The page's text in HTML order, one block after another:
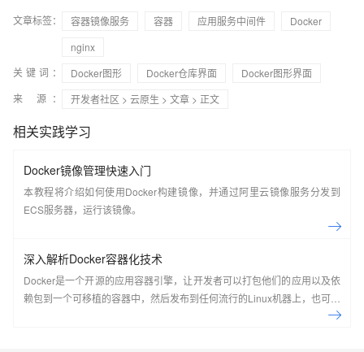
文章标签： 容器镜像服务 容器 应用服务中间件
Docker
nginx
关键词：
Docker图形 Docker仓库界面
Docker图形界面
来 源：
开发者社区 > 云原生 > 文章 > 正文
相关实践学习
Docker镜像管理快速入门
本教程将介绍如何使用Docker构建镜像，并通过阿里云镜像服务分发到
ECS服务器，运行该镜像。
深入解析Docker容器化技术
Docker是一个开源的应用容器引擎，让开发者可以打包他们的应用以及依
赖包到一个可移植的容器中，然后发布到任何流行的Linux机器上，也可以
实现虚拟化，容器是完全使用沙箱机制，相互之间不会有任何接口。